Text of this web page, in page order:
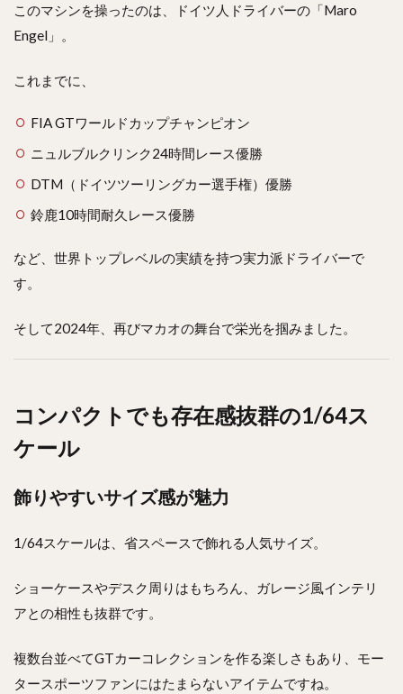
このマシンを操ったのは、ドイツ人ドライバーの「Maro
Engel」。
これまでに、
FIA GTワールドカップチャンピオン
ニュルブルクリンク24時間レース優勝
DTM（ドイツツーリングカー選手権）優勝
鈴鹿10時間耐久レース優勝
など、世界トップレベルの実績を持つ実力派ドライバーで
す。
そして2024年、再びマカオの舞台で栄光を掴みました。
コンパクトでも存在感抜群の1/64ス
ケール
飾りやすいサイズ感が魅力
1/64スケールは、省スペースで飾れる人気サイズ。
ショーケースやデスク周りはもちろん、ガレージ風インテリ
アとの相性も抜群です。
複数台並べてGTカーコレクションを作る楽しさもあり、モー
タースポーツファンにはたまらないアイテムですね。